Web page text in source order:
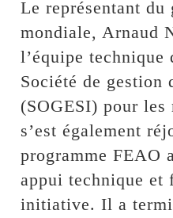
Le représentant du
mondiale, Arnaud
l’équipe technique
Société de gestion
(SOGESI) pour
s’est également
programme FEAO
appui technique et
initiative. Il a